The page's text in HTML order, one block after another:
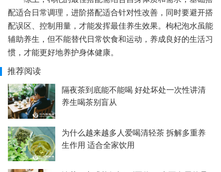
配适合日常调理，进阶搭配适合针对性改善，同时要避开搭
配误区、控制用量，才能发挥最佳养生效果。枸杞泡水虽能
辅助养生，但不能替代日常饮食和运动，养成良好的生活习
惯，才能更好地养护身体健康。
推荐阅读
隔夜茶到底能不能喝 好处坏处一次性讲清
养生喝茶别盲从
为什么越来越多人爱喝清轻茶 拆解多重养
生作用 适合全家饮用